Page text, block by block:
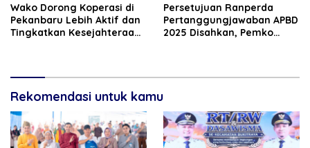
Wako Dorong Koperasi di
Pekanbaru Lebih Aktif dan
Tingkatkan Kesejahteraan
Persetujuan Ranperda
Pertanggungjawaban APBD
2025 Disahkan, Pemko
Rekomendasi untuk kamu